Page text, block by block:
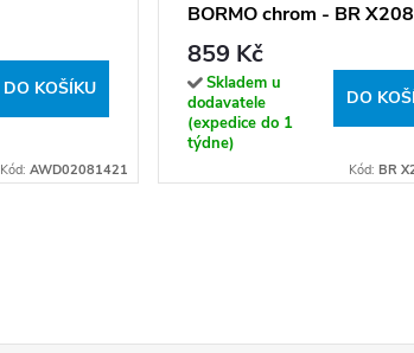
DO KOŠÍKU
Kód: AWD02081421
BORMO chrom - BR
26
859 Kč
Skladem u
dodavatele
(expedice do 1
týdne)
DO
Kód: BR